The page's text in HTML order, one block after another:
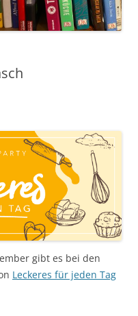
gibt es bei den
Leckeres für jeden Tag